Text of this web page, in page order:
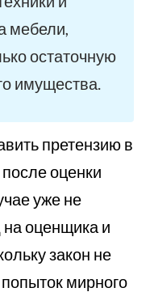
мебели,
остаточную
имущества.
претензию в
оценки
уже не
на оценщика и
закон не
мирного